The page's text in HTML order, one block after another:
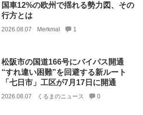
国車12%の欧州で揺れる勢力図、その
行方とは
2026.08.07 Merkmal 1
松阪市の国道166号にバイパス開通
“すれ違い困難”を回避する新ルート
「七日市」工区が7月17日に開通
2026.08.07 くるまのニュース 0